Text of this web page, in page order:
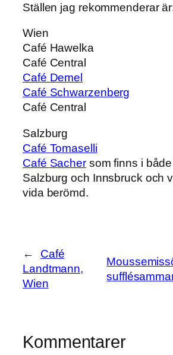
Ställen jag rekommenderar
Wien
Café Hawelka
Café Central
Café Demel
Café Schwarzenberg
Café Central
Salzburg
Café Tomaselli
Café Sachersom finns i
Salzburg och Innsbruck och
vida berömd.
←
Café
Landtmann,
Wien
Kommentarer